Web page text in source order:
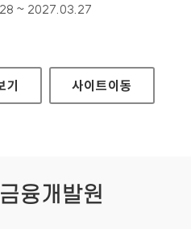
~ 2027.03.27
고
기 사이트이동
융개발원